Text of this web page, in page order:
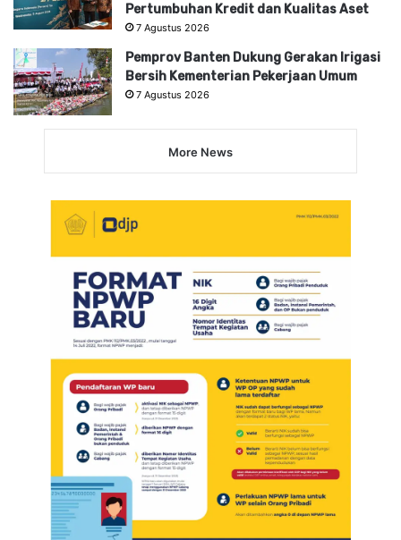
Pertumbuhan Kredit dan Kualitas Aset
7 Agustus 2026
Pemprov Banten Dukung Gerakan Irigasi
Bersih Kementerian Pekerjaan Umum
7 Agustus 2026
More News